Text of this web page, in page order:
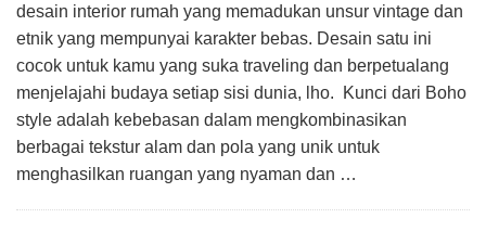
desain interior rumah yang memadukan unsur vintage dan
etnik yang mempunyai karakter bebas. Desain satu ini
cocok untuk kamu yang suka traveling dan berpetualang
menjelajahi budaya setiap sisi dunia, lho. Kunci dari Boho
style adalah kebebasan dalam mengkombinasikan
berbagai tekstur alam dan pola yang unik untuk
menghasilkan ruangan yang nyaman dan …